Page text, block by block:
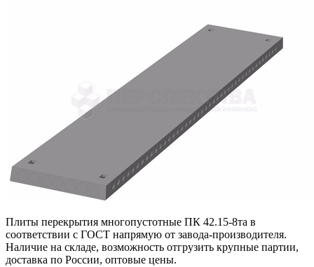
Плиты перекрытия многопустотные ПК 42.15-8та в
соответствии с ГОСТ напрямую от завода-производителя.
Наличие на складе, возможность отгрузить крупные партии,
доставка по России, оптовые цены.